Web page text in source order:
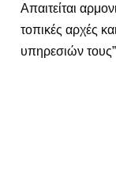
Απαιτείται
τοπικές αρχές
υπηρεσιών τους”